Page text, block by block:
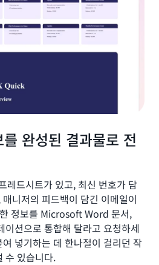
완성된 결과물로 전
레드시트가 있고, 최신 번호가 담
니저의 피드백이 담긴 이메일이
정보를 Microsoft Word 문서,
이션으로 통합해 달라고 요청하세
넣기하는 데 한나절이 걸리던 작
수 있습니다.